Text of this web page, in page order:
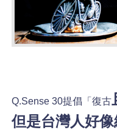
Q.Sense 30提倡「復古
但是台灣人好